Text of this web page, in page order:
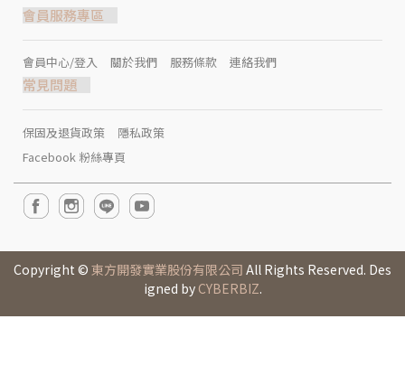
會員服務專區
會員中心/登入 關於我們 服務條款 連絡我們
常見問題
保固及退貨政策
隱私政策
Facebook 粉絲專頁
Copyright © 東方開發實業股份有限公司 All Rights Reserved. Des
igned by CYBERBIZ.